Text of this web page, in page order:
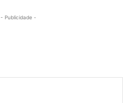
- Publicidade -